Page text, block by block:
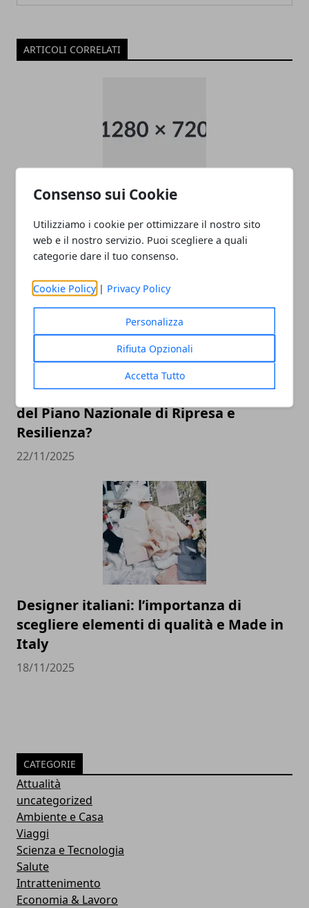
Consenso sui Cookie
Utilizziamo i cookie per ottimizzare il nostro sito
web e il nostro servizio. Puoi scegliere a quali
categorie dare il tuo consenso.
Cookie Policy | Privacy Policy
Personalizza
Rifiuta Opzionali
Accetta Tutto
ARTICOLI CORRELATI
Come raggiungere l’aeroporto di
Malpensa
22/11/2025
PNRR: quali sono i principali progetti
del Piano Nazionale di Ripresa e
Resilienza?
22/11/2025
Designer italiani: l’importanza di
scegliere elementi di qualità e Made in
Italy
18/11/2025
CATEGORIE
Attualità
uncategorized
Ambiente e Casa
Viaggi
Scienza e Tecnologia
Salute
Intrattenimento
Economia & Lavoro